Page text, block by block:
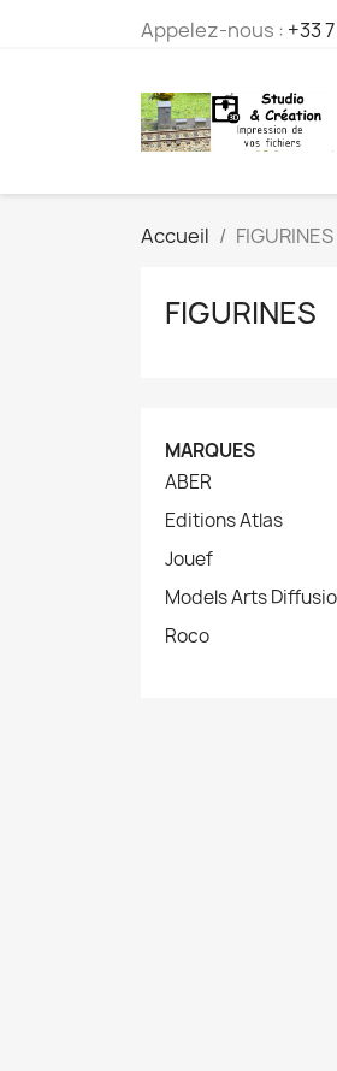
Appelez-nous : +33
Accueil FIGURINES
FIGURINES
MARQUES
ABER
Editions Atlas
Jouef
Models Arts
Roco